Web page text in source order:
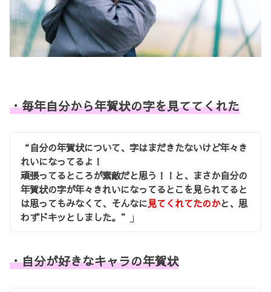
・毎年自分から年賀状の字を見ててくれた
“自分の年賀状について、字はまだきたないけど年々き
れいになってるよ！
頑張ってるところが素敵だと思う！！と、まさか自分の
年賀状の字が年々きれいになってるとこを見られてると
は思ってもみなくて、そんなに見てくれてたのかと、思
わずドキッとしました。”
」
・自分が好きなキャラの年賀状